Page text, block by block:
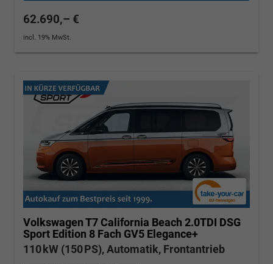
62.690,– €
incl. 19% MwSt.
Volkswagen T7 California Beach 2.0TDI DSG
Sport Edition 8 Fach GV5 Elegance+
110 kW (150 PS), Automatik, Frontantrieb